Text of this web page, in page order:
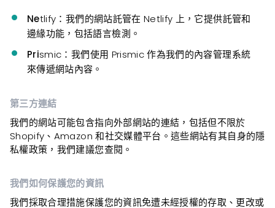
Netlify：我們的網站託管在 Netlify 上，它提供託管和
邊緣功能，包括語言檢測。
Prismic：我們使用 Prismic 作為我們的內容管理系統
來傳遞網站內容。
第三方連結
我們的網站可能包含指向外部網站的連結，包括但不限於
Shopify、Amazon 和社交媒體平台。這些網站有其自身的隱
私權政策，我們建議您查閱。
我們如何保護您的資訊
我們採取合理措施保護您的資訊免遭未經授權的存取、更改或